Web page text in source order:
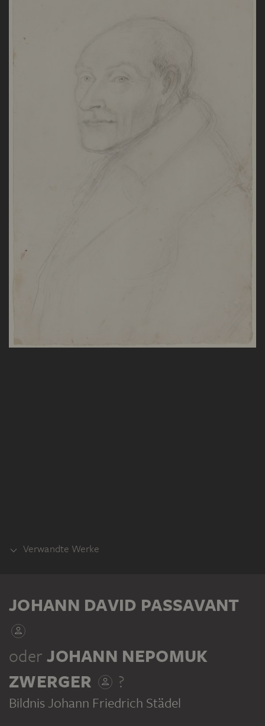
Verwandte Werke
JOHANN DAVID PASSAVANT, JOHANN GOTTFRIED JÄGER ?
Bildnis Johann Friedrich Städel
JOHANN DAVID PASSAVANT
oder JOHANN NEPOMUK
ZWERGER
?
Bildnis Johann Friedrich Städel